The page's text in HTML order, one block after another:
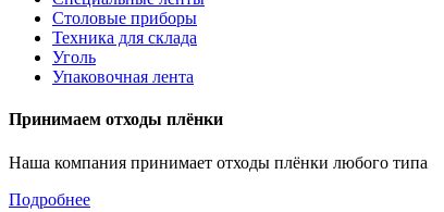
Столовые приборы
Техника для склада
Уголь
Упаковочная лента
Принимаем отходы плёнки
Наша компания принимает отходы плёнки любого типа
Подробнее